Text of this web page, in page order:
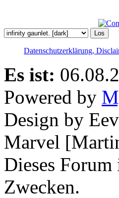
Datenschutzerklärung,
Es ist:
Powered by
Design by
Marvel
Dieses
Zwecken.